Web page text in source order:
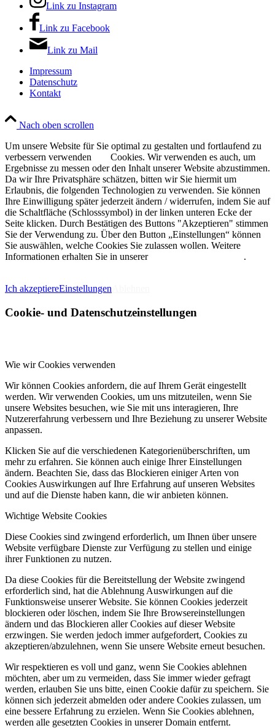
Link zu Instagram
Link zu Facebook
Link zu Mail
Impressum
Datenschutz
Kontakt
Nach oben scrollen
Um unsere Website für Sie optimal zu gestalten und fortlaufend zu
verbessern verwenden
Cookies. Wir verwenden es auch, um
Ergebnisse zu messen oder den Inhalt unserer Website abzustimmen.
Da wir Ihre Privatsphäre schätzen, bitten wir Sie hiermit um
Erlaubnis, die folgenden Technologien zu verwenden. Sie können
Ihre Einwilligung später jederzeit ändern / widerrufen, indem Sie auf
die Schaltfläche (Schlosssymbol) in der linken unteren Ecke der
Seite klicken. Durch Bestätigen des Buttons "Akzeptieren" stimmen
Sie der Verwendung zu. Über den Button „Einstellungen“ können
Sie auswählen, welche Cookies Sie zulassen wollen. Weitere
Informationen erhalten Sie in unserer
.
Ich akzeptiereEinstellungen
Cookie- und Datenschutzeinstellungen
Wie wir Cookies verwenden
Wir können Cookies anfordern, die auf Ihrem Gerät eingestellt
werden. Wir verwenden Cookies, um uns mitzuteilen, wenn Sie
unsere Websites besuchen, wie Sie mit uns interagieren, Ihre
Nutzererfahrung verbessern und Ihre Beziehung zu unserer Website
anpassen.
Klicken Sie auf die verschiedenen Kategorienüberschriften, um
mehr zu erfahren. Sie können auch einige Ihrer Einstellungen
ändern. Beachten Sie, dass das Blockieren einiger Arten von
Cookies Auswirkungen auf Ihre Erfahrung auf unseren Websites
und auf die Dienste haben kann, die wir anbieten können.
Wichtige Website Cookies
Diese Cookies sind zwingend erforderlich, um Ihnen über unsere
Website verfügbare Dienste zur Verfügung zu stellen und einige
ihrer Funktionen zu nutzen.
Da diese Cookies für die Bereitstellung der Website zwingend
erforderlich sind, hat die Ablehnung Auswirkungen auf die
Funktionsweise unserer Website. Sie können Cookies jederzeit
blockieren oder löschen, indem Sie Ihre Browsereinstellungen
ändern und das Blockieren aller Cookies auf dieser Website
erzwingen. Sie werden jedoch immer aufgefordert, Cookies zu
akzeptieren/abzulehnen, wenn Sie unsere Website erneut besuchen.
Wir respektieren es voll und ganz, wenn Sie Cookies ablehnen
möchten, aber um zu vermeiden, dass Sie immer wieder gefragt
werden, erlauben Sie uns bitte, einen Cookie dafür zu speichern. Sie
können sich jederzeit abmelden oder andere Cookies zulassen, um
eine bessere Erfahrung zu erzielen. Wenn Sie Cookies ablehnen,
werden alle gesetzten Cookies in unserer Domain entfernt.